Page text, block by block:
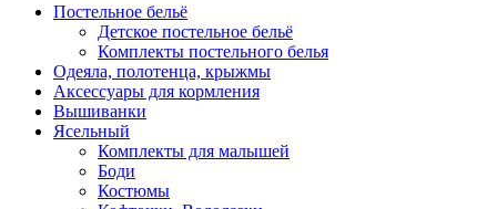
Постельное бельё
Детское постельное бельё
Комплекты постельного белья
Одеяла, полотенца, крыжмы
Аксессуары для кормления
Вышиванки
Ясельный
Комплекты для малышей
Боди
Костюмы